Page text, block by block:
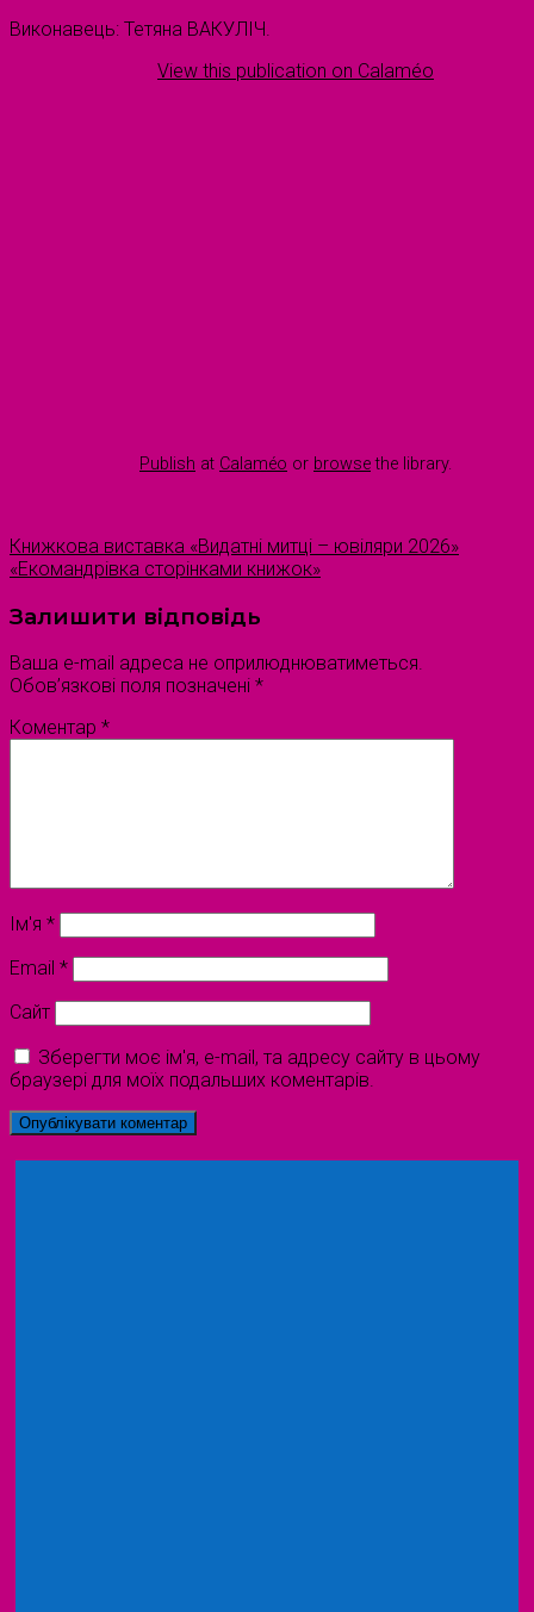
Виконавець: Тетяна ВАКУЛІЧ.
View this publication on Calaméo
Publish at Calaméo or browsethe library.
Книжкова виставка «Видатні митці – ювіляри 2026»
«Екомандрівка сторінками книжок»
Залишити відповідь
Ваша e-mail адреса не оприлюднюватиметься.
Обов’язкові поля позначені *
Коментар *
Ім'я *
Email *
Сайт
Зберегти моє ім'я, e-mail, та адресу сайту в цьому
браузері для моїх подальших коментарів.